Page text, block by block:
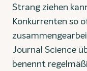
Strang ziehen
Konkurrenten so
Journal Science
benennt